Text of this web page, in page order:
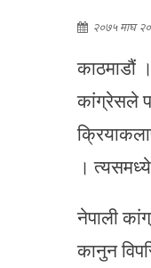
२०७५ माघ
काठमाडौं
कांग्रेसले
।
नेपाली
कानुन